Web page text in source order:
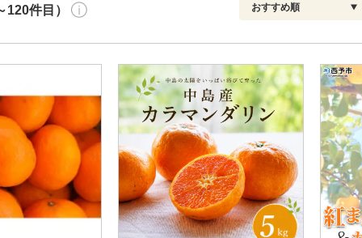
ード決済
解除
発送種別 解除
通常
冷蔵便
冷凍便
配送
お届
お届
発送
その他
さと
定期便
さと
対象
120件目） おすすめ順
新着順
レビュー件数順
レビュー評価順
寄付金額が高い順
寄付金額が低い順